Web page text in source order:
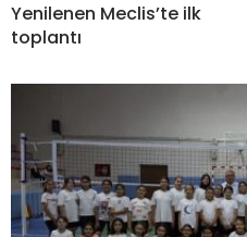
Yenilenen Meclis’te ilk
toplantı